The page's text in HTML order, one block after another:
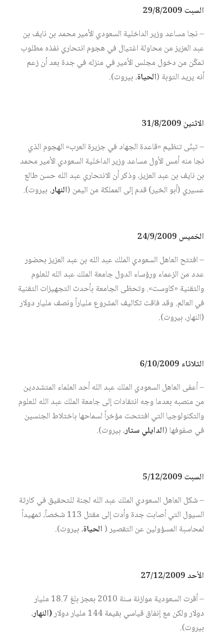
السبت 29/8/2009
– نجا مساعد وزير الداخلية السعودي الأمير محمد بن نايف بن
عبد العزيز من محاولة اغتيال في هجوم انتحاري نفذه مطلوب
تمكّن من دخول مجلس الأمير في منزله في جدة بعد أن زعم
أنه يريد التوبة (الحياة، بيروت).
الاثنين 31/8/2009
– تبنّى تنظيم «قاعدة الجهاد في جزيرة العرب» الهجوم الذي
نجا منه أمس الأول مساعد وزير الداخلية السعودي الأمير محمد
بن نايف بن عبد العزيز، وذكر أن الانتحاري عبد الله حسن طالع
عسيري (أبو الخير) قدم إلى المملكة من اليمن (النهار، بيروت).
الخميس 24/9/2009
– افتتح العاهل السعودي الملك عبد الله بن عبد العزيز بحضور
عدد من الزعماء ورؤساء الدول جامعة الملك عبد الله للعلوم
والتقنية «كاوست». وتحظى الجامعة بأحدث التجهيزات التقنية
في العالم. وقد فاقت تكاليف المشروع ملياراً ونصف مليار دولار
(النهار، بيروت).
الثلاثاء 6/10/2009
– أعفى العاهل السعودي الملك عبد الله أحد العلماء المتشددين
من منصبه بعدما وجه انتقادات إلى جامعة الملك عبد الله للعلوم
والتكنولوجيا التي افتتحت مؤخراً لسماحها باختلاط الجنسين
في صفوفها (الدايلي ستار، بيروت).
السبت 5/12/2009
– شكل العاهل السعودي الملك عبد الله لجنة للتحقيق في كارثة
السيول التي أصابت جدة وأدت إلى مقتل 113 شخصاً، تمهيداً
لمحاسبة المسؤولين عن التقصير (الحياة، بيروت).
الأحد 27/12/2009
– أقرت السعودية موازنة سنة 2010 بعجز بلغ 18.7 مليار
دولار ولكن مع إنفاق قياسي بقيمة 144 مليار دولار
(النهار،
بيروت).